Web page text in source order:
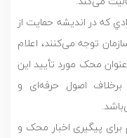
كه در انديشه حمايت از
توجه می‌کنند، اعلام
محک مورد تأیید این
اصول حرفه‌ای و
برای پیگیری اخبار محک و